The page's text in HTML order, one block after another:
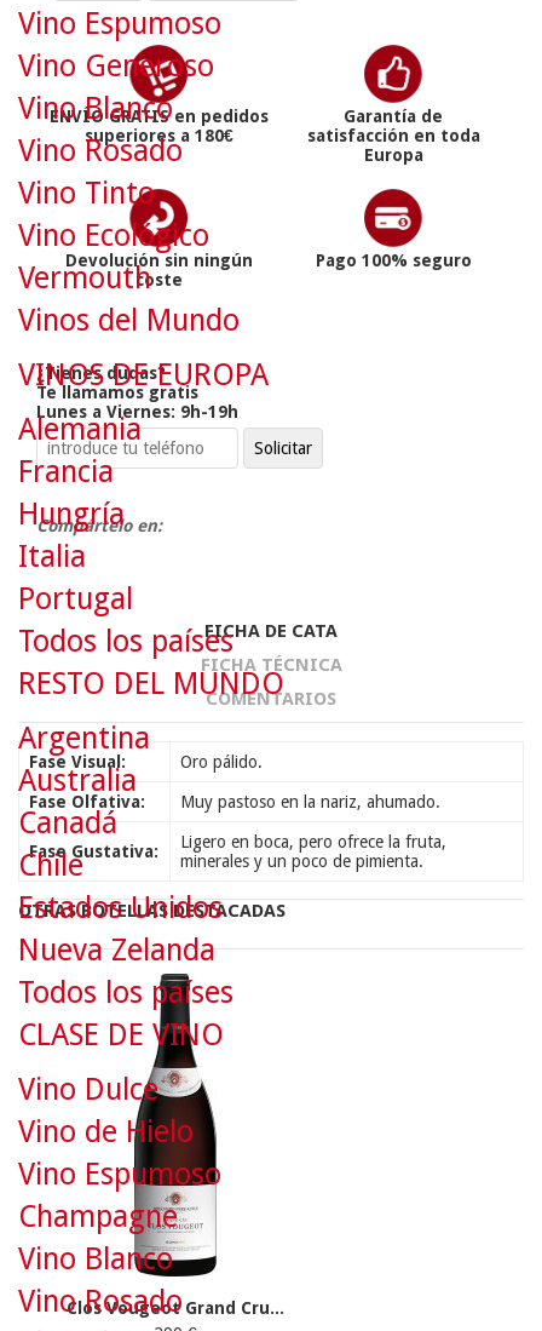
ENVÍO GRATIS en pedidos
superiores a 180€
Garantía de
satisfacción en toda
Europa
Devolución sin ningún
coste
Pago 100% seguro
¿Tienes dudas?
Te llamamos gratis
Lunes a Viernes: 9h-19h
Compártelo en:
FICHA DE CATA
FICHA TÉCNICA
COMENTARIOS
Fase Visual: Oro pálido.
Fase Olfativa: Muy pastoso en la nariz, ahumado.
Fase Gustativa:
Ligero en boca, pero ofrece la fruta,
minerales y un poco de pimienta.
OTRAS BOTELLAS DESTACADAS
Clos Vougeot Grand Cru...
Vino Espumoso
Vino Generoso
Vino Blanco
Vino Rosado
Vino Tinto
Vino Ecológico
Vermouth
Vinos del Mundo
VINOS DE EUROPA
Alemania
Francia
Hungría
Italia
Portugal
Todos los países
RESTO DEL MUNDO
Argentina
Australia
Canadá
Chile
Estados Unidos
Nueva Zelanda
Todos los países
CLASE DE VINO
Vino Dulce
Vino de Hielo
Vino Espumoso
Champagne
Vino Blanco
Vino Rosado